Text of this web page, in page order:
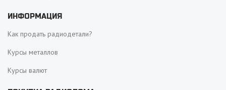
ИНФОРМАЦИЯ
Как продать радиодетали?
Курсы металлов
Курсы валют